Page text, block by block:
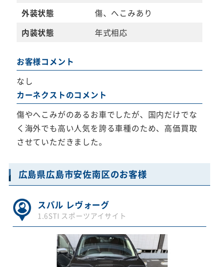
外装状態
傷、へこみあり
内装状態
年式相応
お客様コメント
なし
カーネクストのコメント
傷やへこみがのあるお車でしたが、国内だけでな
く海外でも高い人気を誇る車種のため、高価買取
させていただきました。
広島県広島市安佐南区のお客様
スバル レヴォーグ
1.6STI スポーツアイサイト